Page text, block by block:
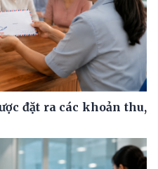
đặt ra các khoản thu,